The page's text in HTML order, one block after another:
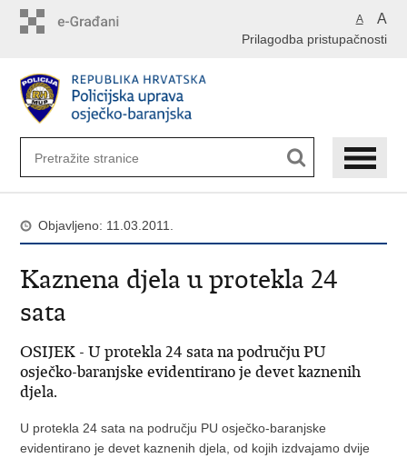
A A
Prilagodba pristupačnosti
Objavljeno: 11.03.2011.
Kaznena djela u protekla 24
sata
OSIJEK - U protekla 24 sata na području PU
osječko-baranjske evidentirano je devet kaznenih
djela.
U protekla 24 sata na području PU osječko-baranjske
evidentirano je devet kaznenih djela, od kojih izdvajamo dvije